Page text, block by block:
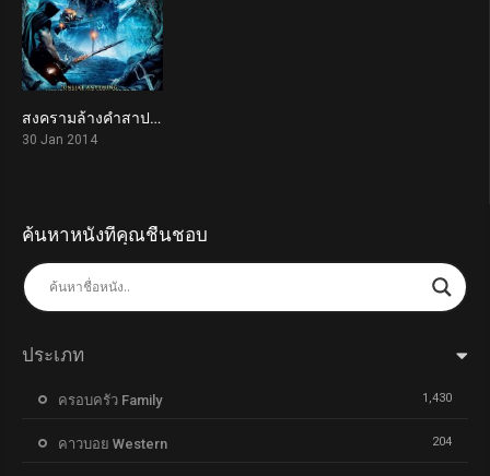
5.2สงครามล้างคำสาปอสูร Forbidden Empire (2014)
30 Jan 2014
ค้นหาหนังที่คุณชื่นชอบ
ประเภท
ครอบครัว Family 1,430
คาวบอย Western 204